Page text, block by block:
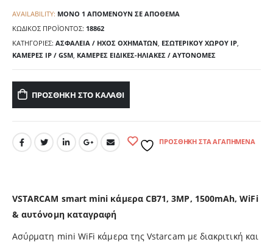
AVAILABILITY: ΜΌΝΟ 1 ΑΠΟΜΈΝΟΥΝ ΣΕ ΑΠΌΘΕΜΑ
ΚΩΔΙΚΌΣ ΠΡΟΪΌΝΤΟΣ: 18862
ΚΑΤΗΓΟΡΊΕΣ: ΑΣΦΑΛΕΙΑ / ΗΧΟΣ ΟΧΗΜΑΤΩΝ ΕΣΩΤΕΡΙΚΟΥ ΧΩΡΟΥ IP
ΚΑΜΕΡΕΣ IP / GSM ΚΑΜΕΡΕΣ ΕΙΔΙΚΕΣ-ΗΛΙΑΚΕΣ / ΑΥΤΟΝΟΜΕΣ
ΠΡΟΣΘΉΚΗ ΣΤΟ ΚΑΛΆΘΙ
ΠΡΟΣΘΉΚΗ ΣΤΑ ΑΓΑΠΗΜΈΝΑ
VSTARCAM smart mini κάμερα CB71, 3MP, 1500mAh, WiFi
& αυτόνομη καταγραφή
Ασύρματη mini WiFi κάμερα της Vstarcam με διακριτική και